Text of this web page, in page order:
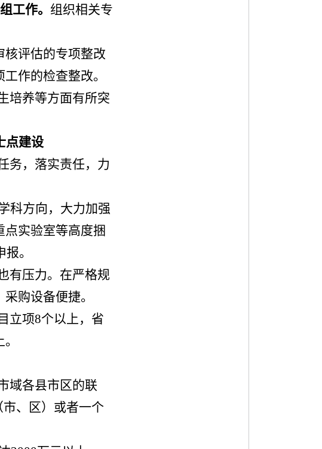
工作。 组织相关专
核评估的专项整改
作的检查整改。
培养等方面有所突
点建设
务，落实责任，力
科方向，大力加强
实验室等高度捆
。
有压力。在严格规
购设备便捷。
立项8个以上，省
域各县市区的联
、区）或者一个